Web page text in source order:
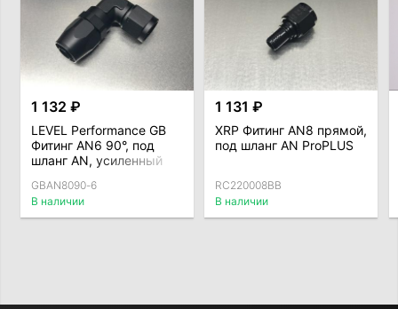
1 132 ₽
LEVEL Performance GB
Фитинг AN6 90°, под
шланг AN, усиленный
GBAN8090-6
В наличии
1 131 ₽
XRP Фитинг AN8 прямой,
под шланг AN ProPLUS
RC220008BB
В наличии